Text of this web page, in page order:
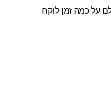
על כמה זמן לוקח